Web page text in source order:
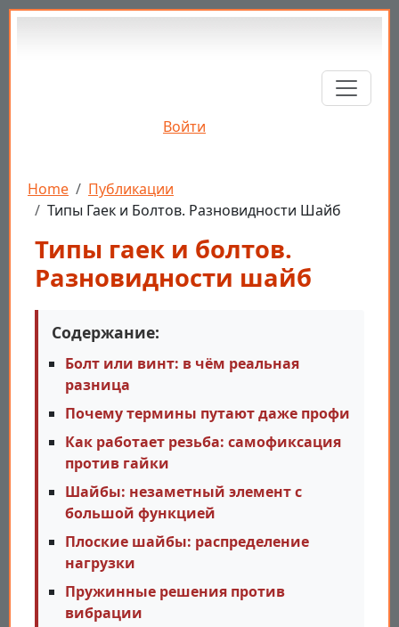
Перейти к основному содержанию
Войти
Строка навигации
Home
Публикации
Типы Гаек и Болтов. Разновидности Шайб
Типы гаек и болтов.
Разновидности шайб
Содержание:
Болт или винт: в чём реальная
разница
Почему термины путают даже профи
Как работает резьба: самофиксация
против гайки
Шайбы: незаметный элемент с
большой функцией
Плоские шайбы: распределение
нагрузки
Пружинные решения против
вибрации